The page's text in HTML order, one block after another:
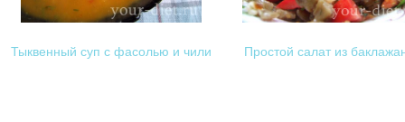
Тыквенный суп с фасолью и чили Простой салат из